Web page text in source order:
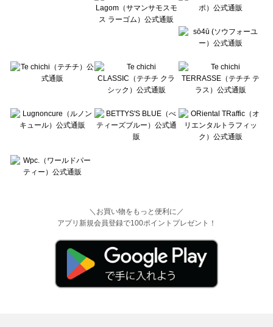
＼お買い物をもっと便利に／
アプリ新規会員登録で100ポイントプレゼント！